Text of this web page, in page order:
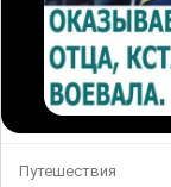
Путешествия